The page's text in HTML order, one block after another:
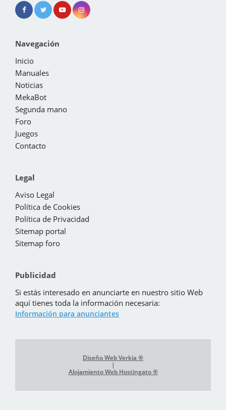
Navegación
Inicio
Manuales
Noticias
MekaBot
Segunda mano
Foro
Juegos
Contacto
Legal
Aviso Legal
Política de Cookies
Política de Privacidad
Sitemap portal
Sitemap foro
Publicidad
Si estás interesado en anunciarte en nuestro sitio Web
aquí tienes toda la información necesaria:
Información para anunciantes
Diseño Web Verkia ®
|
Alojamiento Web Hostingato ®